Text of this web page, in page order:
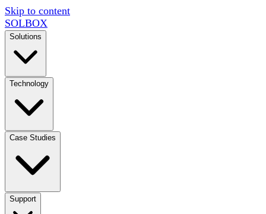
Skip to content
SOLBOX
Solutions
Technology
Case Studies
Support